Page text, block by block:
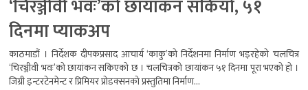
‘चिरञ्जीवी भवः’को छायांकन सकियो, ५१
दिनमा प्याकअप
काठमाडौं । निर्देशक दीपकप्रसाद आचार्य ‘काकु’को निर्देशनमा निर्माण भइरहेको चलचित्र
‘चिरञ्जीवी भवः’को छायांकन सकिएको छ । चलचित्रको छायांकन ५१ दिनमा पूरा भएको हो ।
जिग्री इन्टरटेनमेन्ट र प्रिमियर प्रोडक्सनको प्रस्तुतिमा निर्माण...